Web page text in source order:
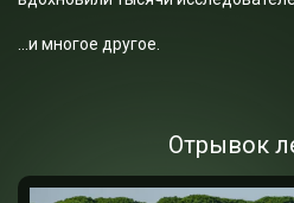
…и многое другое.
Отрывок